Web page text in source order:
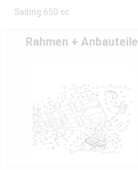
Saiting 650 cc
Rahmen + Anbauteile